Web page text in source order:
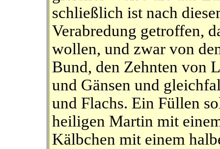
schließlich ist nach
Verabredung getroffen,
wollen, und zwar von
Bund, den Zehnten von
und Gänsen und
und Flachs. Ein Füllen
heiligen Martin mit
Kälbchen mit einem